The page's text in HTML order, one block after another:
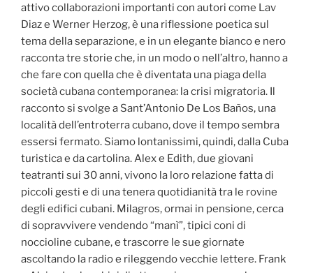
attivo collaborazioni importanti con autori come Lav
Diaz e Werner Herzog, è una riflessione poetica sul
tema della separazione, e in un elegante bianco e nero
racconta tre storie che, in un modo o nell’altro, hanno a
che fare con quella che è diventata una piaga della
società cubana contemporanea: la crisi migratoria. Il
racconto si svolge a Sant’Antonio De Los Baños, una
località dell’entroterra cubano, dove il tempo sembra
essersi fermato. Siamo lontanissimi, quindi, dalla Cuba
turistica e da cartolina. Alex e Edith, due giovani
teatranti sui 30 anni, vivono la loro relazione fatta di
piccoli gesti e di una tenera quotidianità tra le rovine
degli edifici cubani. Milagros, ormai in pensione, cerca
di sopravvivere vendendo “manì”, tipici coni di
noccioline cubane, e trascorre le sue giornate
ascoltando la radio e rileggendo vecchie lettere. Frank